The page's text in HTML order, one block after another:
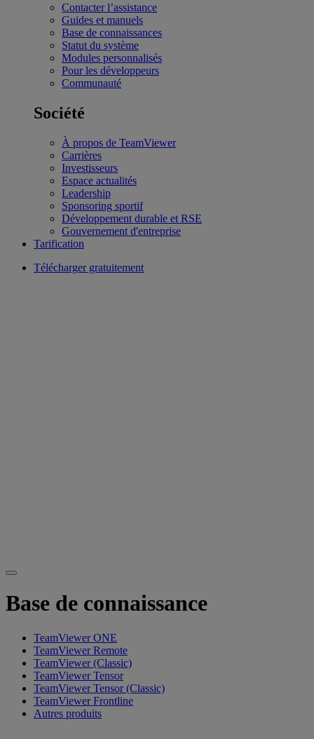
Contacter l’assistance
Guides et manuels
Base de connaissances
Statut du système
Modules personnalisés
Pour les développeurs
Communauté
Société
À propos de TeamViewer
Carrières
Investisseurs
Espace actualités
Leadership
Sponsoring sportif
Développement durable et RSE
Gouvernement d'entreprise
Tarification
Télécharger gratuitement
Base de connaissance
TeamViewer ONE
TeamViewer Remote
TeamViewer (Classic)
TeamViewer Tensor
TeamViewer Tensor (Classic)
TeamViewer Frontline
Autres produits